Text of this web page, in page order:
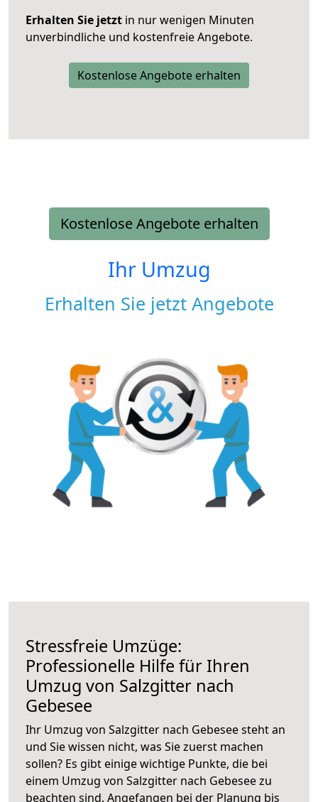
Erhalten Sie jetzt in nur wenigen Minuten
unverbindliche und kostenfreie Angebote.
Kostenlose Angebote erhalten
Kostenlose Angebote erhalten
Ihr Umzug
Erhalten Sie jetzt Angebote
Stressfreie Umzüge:
Professionelle Hilfe für Ihren
Umzug von Salzgitter nach
Gebesee
Ihr Umzug von Salzgitter nach Gebesee steht an
und Sie wissen nicht, was Sie zuerst machen
sollen? Es gibt einige wichtige Punkte, die bei
einem Umzug von Salzgitter nach Gebesee zu
beachten sind. Angefangen bei der Planung bis